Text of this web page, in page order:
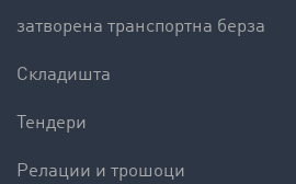
затворена транспортна берза
Складишта
Тендери
Релации и трошоци